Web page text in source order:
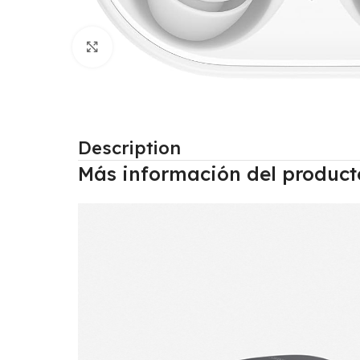
Click to enlarge
Description
Más información del